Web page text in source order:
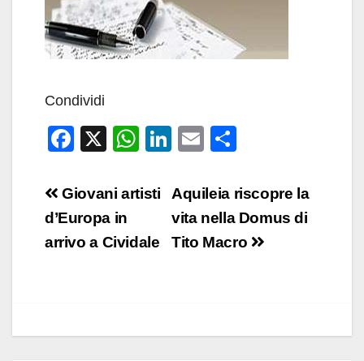
Condividi
F
c
e
b
X
W
at
A
Li
k
e
dI
E
ail n
di
vi
Navigazione
articoli
Aquileia riscopre la
vita nella Domus di
Tito Macro
Giovani artisti
d’Europa in
arrivo a Cividale